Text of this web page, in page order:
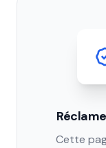
Cette